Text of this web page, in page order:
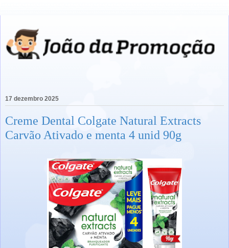
17 dezembro 2025
Creme Dental Colgate Natural Extracts
Carvão Ativado e menta 4 unid 90g